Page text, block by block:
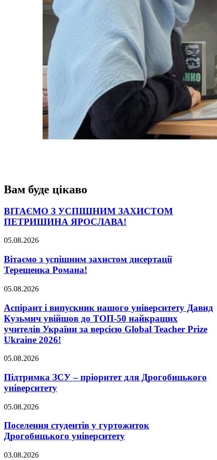
Вам буде цікаво
ВІТАЄМО З УСПІШНИМ ЗАХИСТОМ
ПЕТРИШИНА ЯРОСЛАВА!
05.08.2026
Вітаємо з успішним захистом дисертації
Терещенка Романа!
05.08.2026
Аспірант і випускник нашого університету Давид
Кузьмич увійшов до ТОП-50 найкращих
учителів України за версією Global Teacher Prize
Ukraine 2026!
05.08.2026
Підтримка ЗСУ – пріоритет для Дрогобицького
університету
05.08.2026
Поселення студентів у гуртожиток
Дрогобицького університету
03.08.2026